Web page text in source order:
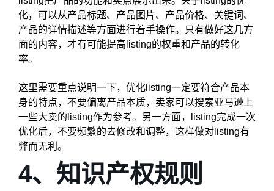
化，可以从产品标题、产品图片、产品价格、关键词、
产品的详情描述等方面进行着手操作。只有做好这几方
面的内容，才有可能提高listing的权重和产品的转化
率。
这里需要重点说明一下，优化listing一定要符合产品本
身的特点，不要偏离产品本质，卖家可以搜索亚马逊上
一些大卖的listing作为参考。另一方面，listing完成一次
优化后，不要频繁的去修改和调整，这样做对listing有
弊而无利。
4、知识产权规则